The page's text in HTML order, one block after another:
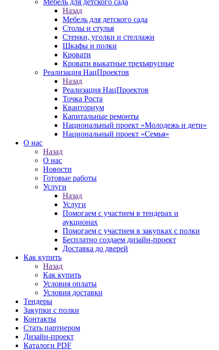
Мебель для детского сада
Назад
Мебель для детского сада
Столы и стулья
Стенки, уголки и стеллажи
Шкафы и полки
Кровати
Кровати выкатные трехъярусные
Реализация НацПроектов
Назад
Реализация НацПроектов
Точка Роста
Кванториум
Капитальные ремонты
Национальный проект «Молодежь и дети»
Национальный проект «Семья»
О нас
Назад
О нас
Новости
Готовые работы
Услуги
Назад
Услуги
Помогаем с участием в тендерах и
аукционах
Помогаем с участием в закупках с полки
Бесплатно создаем дизайн-проект
Доставка до дверей
Как купить
Назад
Как купить
Условия оплаты
Условия доставки
Тендеры
Закупки с полки
Контакты
Стать партнером
Дизайн-проект
Каталоги PDF